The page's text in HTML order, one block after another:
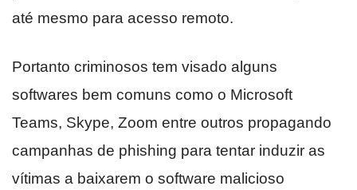
até mesmo para acesso remoto.
Portanto criminosos tem visado alguns
softwares bem comuns como o Microsoft
Teams, Skype, Zoom entre outros propagando
campanhas de phishing para tentar induzir as
vítimas a baixarem o software malicioso